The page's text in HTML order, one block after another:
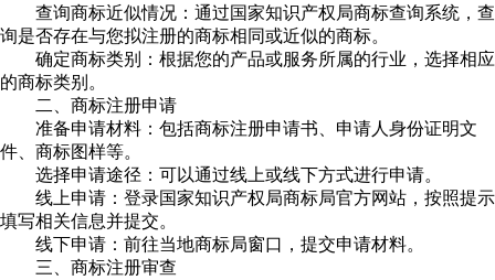
查询商标近似情况：通过国家知识产权局商标查询系统，查
询是否存在与您拟注册的商标相同或近似的商标。
确定商标类别：根据您的产品或服务所属的行业，选择相应
的商标类别。
二、商标注册申请
准备申请材料：包括商标注册申请书、申请人身份证明文
件、商标图样等。
选择申请途径：可以通过线上或线下方式进行申请。
线上申请：登录国家知识产权局商标局官方网站，按照提示
填写相关信息并提交。
线下申请：前往当地商标局窗口，提交申请材料。
三、商标注册审查